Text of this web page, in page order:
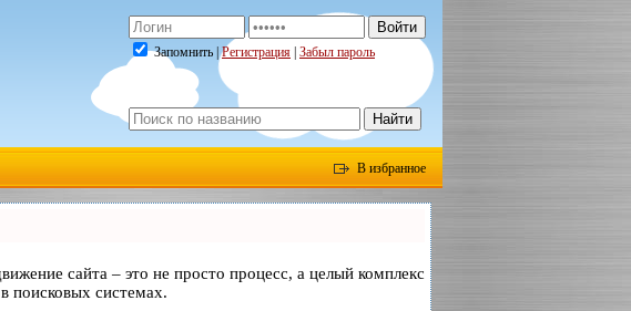
Запомнить |Регистрация Забыл пароль
В избранное
сайта – это не просто процесс, а целый комплекс
поисковых системах.